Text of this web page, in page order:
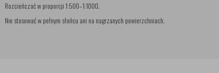
Rozcieńczać w proporcji 1:500–1:1000.
Nie stosować w pełnym słońcu ani na nagrzanych powierzchniach.